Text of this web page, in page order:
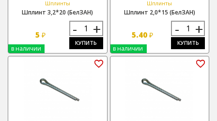
Шплинты
Шплинт 3,2*20 (БелЗАН)
5₽ - +
КУПИТЬ
в наличии
Шплинты
Шплинт 2,0*15 (БелЗАН)
5.40₽ - +
КУПИТЬ
в наличии